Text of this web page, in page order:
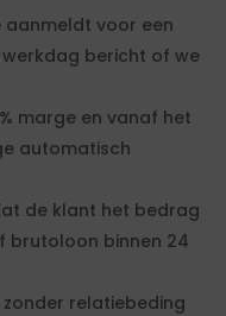
aanmeldt voor een
bericht of we
marge en vanaf het
automatisch
de klant het bedrag
binnen 24
zonder relatiebeding